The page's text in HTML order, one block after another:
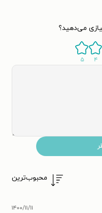
می‌دهید؟
۴ ۵
محبوب‌ترین
۱۴۰۰/۱۱/۱۱